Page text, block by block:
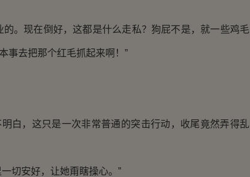
。现在倒好，这都是什么走私？狗屁不是，就一些鸡毛
事去把那个红毛抓起来啊！”
，这只是一次非常普通的突击行动，收尾竟然弄得乱
切安好，让她甭瞎操心。”